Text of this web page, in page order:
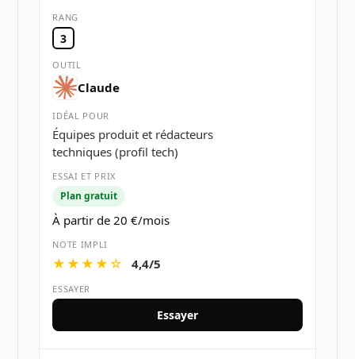
3
Claude
Équipes produit et rédacteurs
techniques (profil tech)
Plan gratuit
À partir de 20 €/mois
★★★★☆ 4,4/5
Essayer